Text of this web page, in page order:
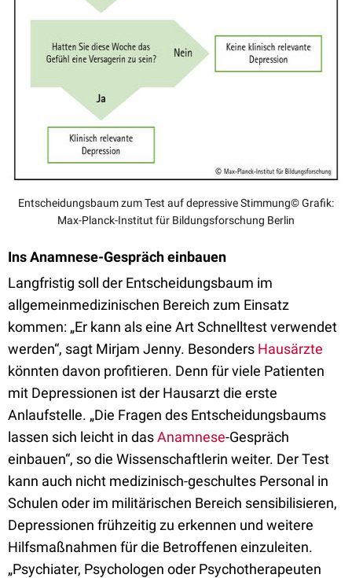
Entscheidungsbaum zum Test auf depressive Stimmung© Grafik:
Max-Planck-Institut für Bildungsforschung Berlin
Ins Anamnese-Gespräch einbauen
Langfristig soll der Entscheidungsbaum im
allgemeinmedizinischen Bereich zum Einsatz
kommen: „Er kann als eine Art Schnelltest verwendet
werden“, sagt Mirjam Jenny. Besonders Hausärzte
könnten davon profitieren. Denn für viele Patienten
mit Depressionen ist der Hausarzt die erste
Anlaufstelle. „Die Fragen des Entscheidungsbaums
lassen sich leicht in dasAnamnese-Gespräch
einbauen“, so die Wissenschaftlerin weiter. Der Test
kann auch nicht medizinisch-geschultes Personal in
Schulen oder im militärischen Bereich sensibilisieren,
Depressionen frühzeitig zu erkennen und weitere
Hilfsmaßnahmen für die Betroffenen einzuleiten.
„Psychiater, Psychologen oder Psychotherapeuten